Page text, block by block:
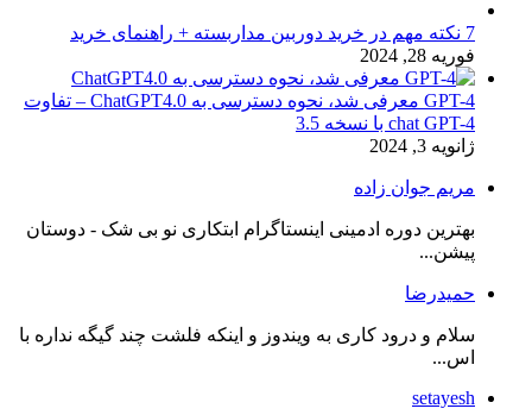
7 نکته مهم در خرید دوربین مداربسته + راهنمای خرید
فوریه 28, 2024
GPT-4 معرفی شد، نحوه دسترسی به ChatGPT4.0 – تفاوت
chat GPT-4 با نسخه 3.5
ژانویه 3, 2024
مریم جوان زاده
بهترین دوره ادمینی اینستاگرام ابتکاری نو بی شک - دوستان
پیشن...
حمیدرضا
سلام و درود کاری به ویندوز و اینکه فلشت چند گیگه نداره با
اس...
setayesh